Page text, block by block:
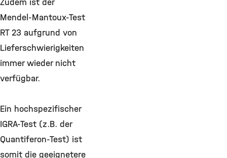
Mendel-Mantoux-Test
RT 23 aufgrund von
Lieferschwierigkeiten
immer wieder nicht
verfügbar.
Ein hochspezifischer
IGRA-Test (z.B. der
Quantiferon-Test) ist
somit die geeignetere